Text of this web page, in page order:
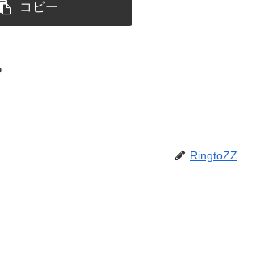
コピー
RingtoZZ